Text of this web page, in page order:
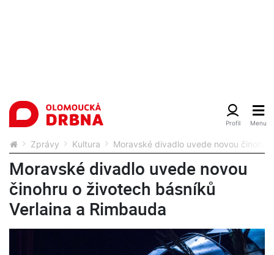
Zprávy Kultura Moravské divadlo uvede novou
Moravské divadlo uvede novou
činohru o životech básníků
Verlaina a Rimbauda